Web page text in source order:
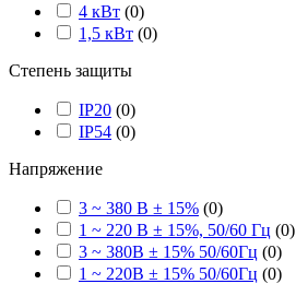
4 кВт (0)
1,5 кВт (0)
Степень защиты
IP20 (0)
IP54 (0)
Напряжение
3 ~ 380 В ± 15% (0)
1 ~ 220 В ± 15%, 50/60 Гц (0)
3 ~ 380В ± 15% 50/60Гц (0)
1 ~ 220В ± 15% 50/60Гц (0)